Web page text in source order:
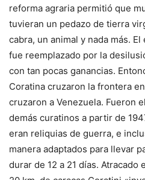
reforma agraria permitió que
tuvieran un pedazo de tierra
cabra, un animal y nada más.
fue reemplazado por la
con tan pocas ganancias.
Coratina cruzaron la frontera
cruzaron a Venezuela. Fueron
demás curatinos a partir de
eran reliquias de guerra, e
manera adaptados para llevar
durar de 12 a 21 días. Atracado